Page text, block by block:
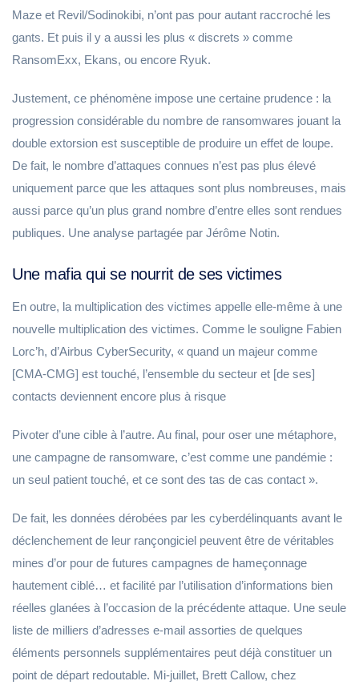
Maze et Revil/Sodinokibi, n’ont pas pour autant raccroché les
gants. Et puis il y a aussi les plus « discrets » comme
RansomExx, Ekans, ou encore Ryuk.
Justement, ce phénomène impose une certaine prudence : la
progression considérable du nombre de ransomwares jouant la
double extorsion est susceptible de produire un effet de loupe.
De fait, le nombre d’attaques connues n’est pas plus élevé
uniquement parce que les attaques sont plus nombreuses, mais
aussi parce qu’un plus grand nombre d’entre elles sont rendues
publiques. Une analyse partagée par Jérôme Notin.
Une mafia qui se nourrit de ses victimes
En outre, la multiplication des victimes appelle elle-même à une
nouvelle multiplication des victimes. Comme le souligne Fabien
Lorc’h, d’Airbus CyberSecurity, « quand un majeur comme
[CMA-CMG] est touché, l’ensemble du secteur et [de ses]
contacts deviennent encore plus à risque
Pivoter d’une cible à l’autre. Au final, pour oser une métaphore,
une campagne de ransomware, c’est comme une pandémie :
un seul patient touché, et ce sont des tas de cas contact ».
De fait, les données dérobées par les cyberdélinquants avant le
déclenchement de leur rançongiciel peuvent être de véritables
mines d’or pour de futures campagnes de hameçonnage
hautement ciblé… et facilité par l’utilisation d’informations bien
réelles glanées à l’occasion de la précédente attaque. Une seule
liste de milliers d’adresses e-mail assorties de quelques
éléments personnels supplémentaires peut déjà constituer un
point de départ redoutable. Mi-juillet, Brett Callow, chez